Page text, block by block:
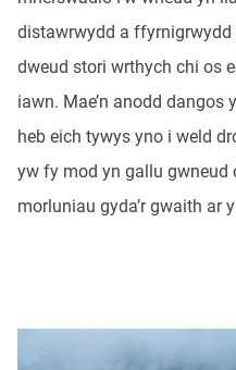
distawrwydd a ffyrnigrwydd
dweud stori wrthych chi os
iawn. Mae’n anodd dangos
heb eich tywys yno i weld
yw fy mod yn gallu gwneud
morluniau gyda’r gwaith ar